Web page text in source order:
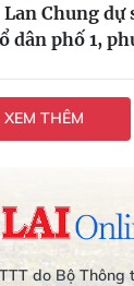
Lan Chung dự
dân phố 1,
XEM THÊM
do Bộ Thông